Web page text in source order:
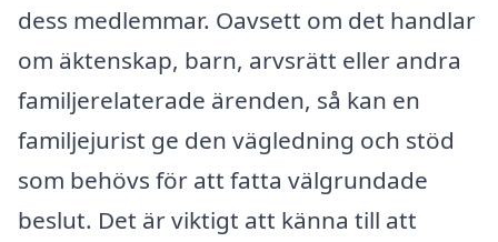
dess medlemmar. Oavsett om det handlar
om äktenskap, barn, arvsrätt eller andra
familjerelaterade ärenden, så kan en
familjejurist ge den vägledning och stöd
som behövs för att fatta välgrundade
beslut. Det är viktigt att känna till att